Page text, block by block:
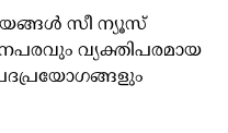
സീ ന്യൂസ്
വ്യക്തിപരമായ